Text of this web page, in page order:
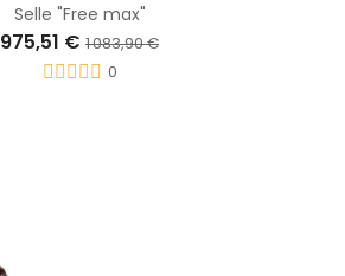
Selle "Free max"
975,51 € 1 083,90 €
0